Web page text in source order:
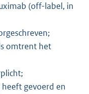
(off-label, in
omtrent het
gevoerd en